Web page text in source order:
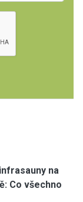
na
Co všechno